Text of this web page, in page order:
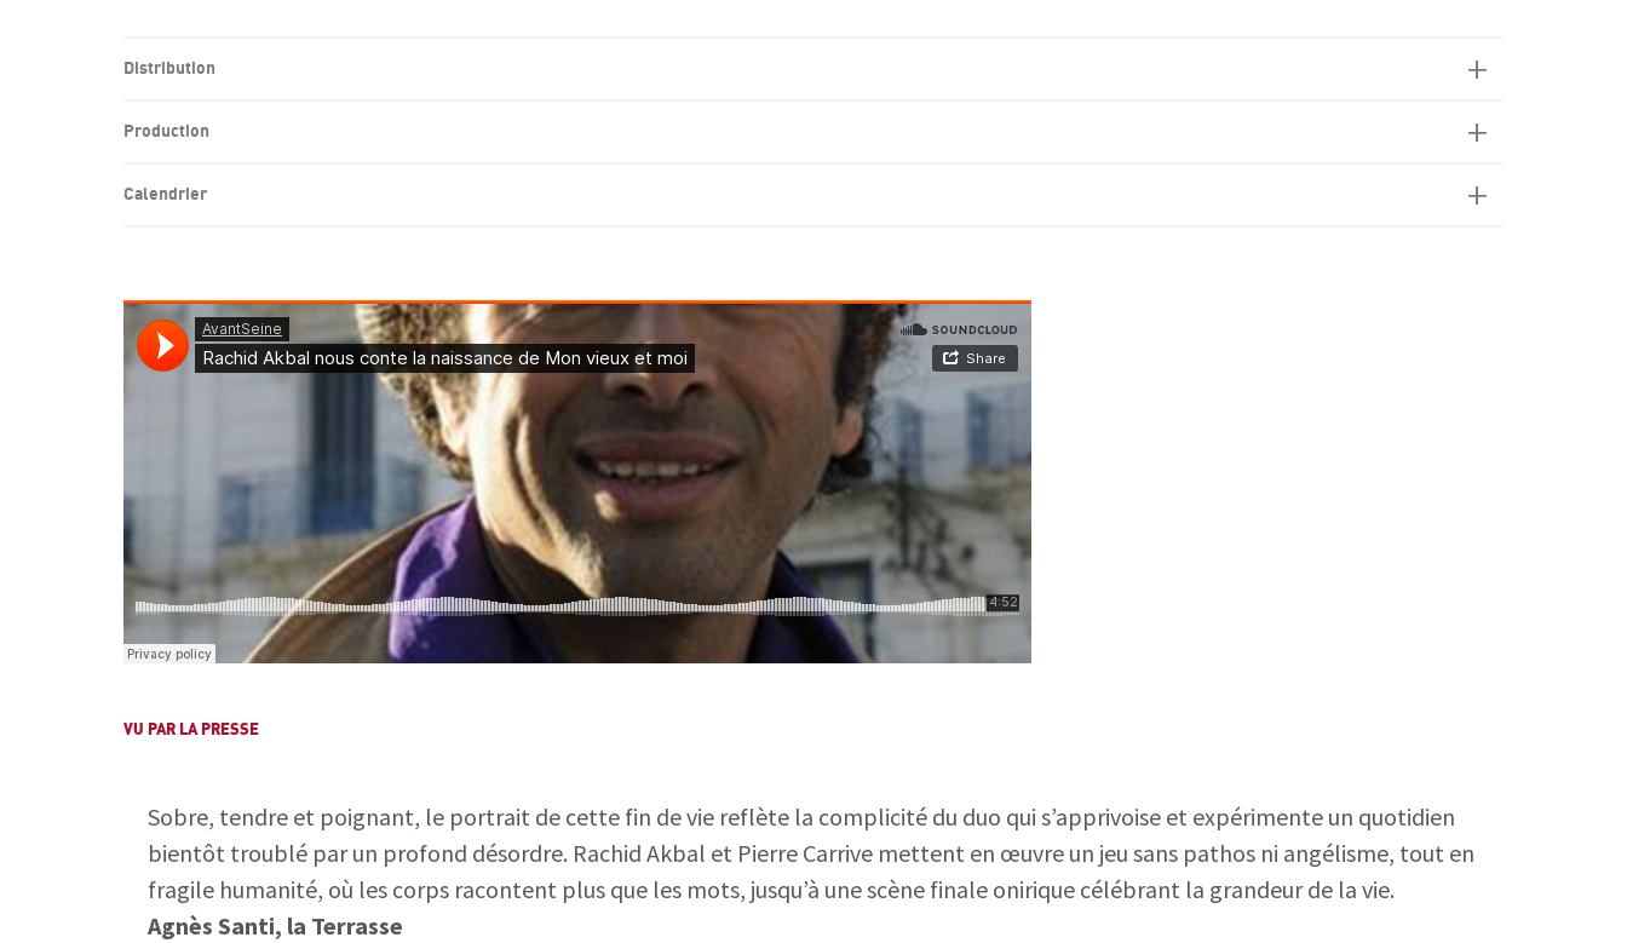
Distribution
Production
Calendrier
VU PAR LA PRESSE
Sobre, tendre et poignant, le portrait de cette fin de vie reflète la complicité du duo qui s’apprivoise et expérimente un quotidien
bientôt troublé par un profond désordre. Rachid Akbal et Pierre Carrive mettent en œuvre un jeu sans pathos ni angélisme, tout en
fragile humanité, où les corps racontent plus que les mots, jusqu’à une scène finale onirique célébrant la grandeur de la vie.
Agnès Santi, la Terrasse